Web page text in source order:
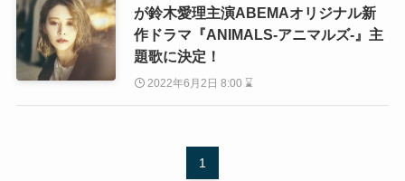
が鈴木愛理主演ABEMAオリジナル新
作ドラマ『ANIMALS‐アニマルズ‐』主
題歌に決定！
2022年6月2日 8:00 ⌛
1